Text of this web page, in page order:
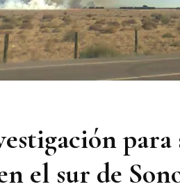
para
el sur de